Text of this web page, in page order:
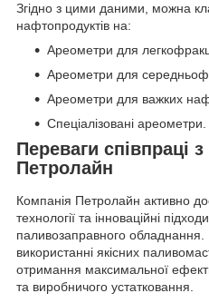
Згідно з цими даними, можна
нафтопродуктів на:
Ареометри для
Ареометри для
Ареометри для важких
Спеціалізовані ареометри.
Переваги співпраці
Петролайн
Компанія Петролайн активно
технології та інноваційні
паливозаправного
використанні якісних
отримання максимальної
та виробничого устатковання.